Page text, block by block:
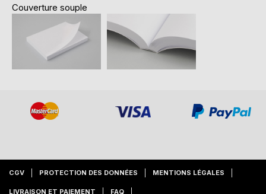
Couverture souple
CGV PROTECTION DES DONNÉES MENTIONS LÉGALES
LIVRAISON ET PAIEMENT FAQ